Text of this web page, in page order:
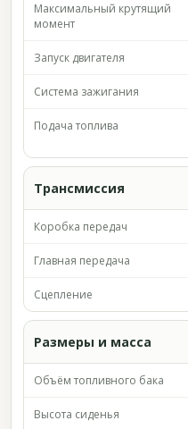
Максимальный крутящий
момент
Запуск двигателя
Система зажигания
Подача топлива
Трансмиссия
Коробка передач
Главная передача
Сцепление
Размеры и масса
Объём топливного бака
Высота сиденья